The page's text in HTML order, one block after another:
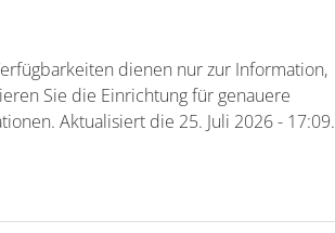
dienen nur zur Information,
Sie die Einrichtung für genauere
Aktualisiert die 25. Juli 2026 - 17:09.